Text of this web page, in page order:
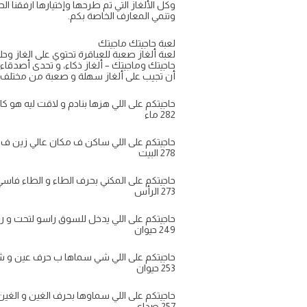
وكل الألغاز التي تم طرحها وإختيارها
وتنمي المعارف الخاصة بكم.
لعبة حاجيتك ماجيتك
لعبة ألغاز صعبة للعباقرة تحتوي على الغاز
حاجيتك وماجيتك – ألغاز ذكاء، و تحدى
أن تجيب على ألغاز سهلة و صعبة من
حاجيتكم على اللي هزها بنادم و لاقت ليه هو
282 ماء
حاجيتكم على اللي ساكن ف مكان عالي زين ف
278 البيت
حاجيتكم على المكني بحرف الطاء و الطاء
273 الرأس
حاجيتكم على اللي يدخل للسوق راسو لتحت و
249 حيوان
حاجيتكم على اللي شي سماها ب حرف عين و شي
253 حيوان
حاجيتكم على اللي سماوها بحرف الغين و الغين